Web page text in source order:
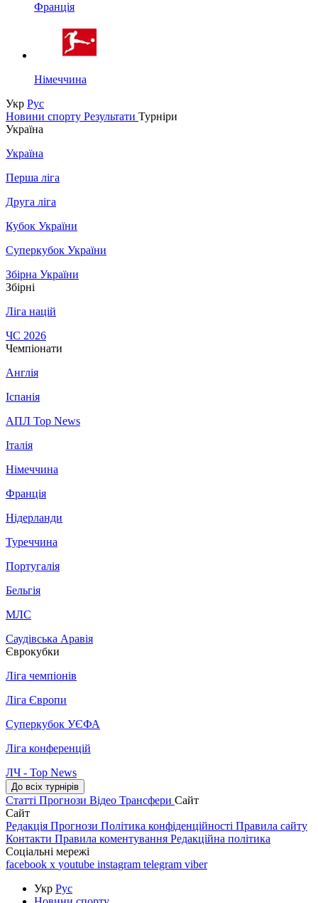
Франція
Німеччина
Укр Рус
Новини спорту Результати Турніри
Україна
Україна
Перша ліга
Друга ліга
Кубок України
Суперкубок України
Збірна України
Збірні
Ліга націй
ЧС 2026
Чемпіонати
Англія
Іспанія
АПЛ Top News
Італія
Німеччина
Франція
Нідерланди
Туреччина
Португалія
Бельгія
МЛС
Саудівська Аравія
Єврокубки
Ліга чемпіонів
Ліга Європи
Суперкубок УЄФА
Ліга конференцій
ЛЧ - Top News
До всіх турнірів
Статті Прогнози Відео Трансфери Сайт
Сайт
Редакція Прогнози Політика конфіденційності Правила сайту
Контакти Правила коментування Редакційна політика
Соціальні мережі
facebook x youtube instagram telegram viber
Укр Рус